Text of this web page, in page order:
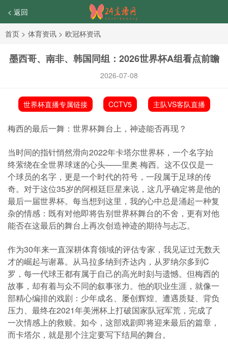
< 返回
首页 > 体育资讯 > 欧冠杯资讯
墨西哥、南非、韩国同组：2026世界杯A组看点前瞻
2026-07-08
世界杯直播专属链接 CCTV5 主队VS客队直播
梅西的最后一舞：世界杯舞台上，神迹能否再现？
当时间的指针悄然滑向2022年卡塔尔世界杯，一个名字始
终萦绕在全世界球迷的心头——里奥·梅西。这不仅仅是一
个球员的名字，更是一个时代的符号，一段属于足球的传
奇。对于这位35岁的阿根廷巨星来说，这几乎确定将是他的
最后一届世界杯。每当想到这里，我的心中总是涌起一种复
杂的情感：既有对他即将告别世界杯舞台的不舍，更有对他
能否在这最后的舞台上再次创造神迹的期待与忐忑。
作为30年来一直深耕体育领域的评估专家，我见证过无数天
才的崛起与谢幕。从马拉多纳到齐达内，从罗纳尔多到C
罗，每一代球王都有属于自己的高光时刻与遗憾。但梅西的
故事，却有着与众不同的叙事张力。他的职业生涯，就像一
部精心编排的戏剧：少年成名、屡创辉煌、遭遇质疑、背负
压力、最终在2021年美洲杯上打破国家队冠军荒，完成了
一次情感上的救赎。如今，这部戏剧即将迎来最后的篇章，
而卡塔尔，就是那个注定要写下结局的舞台。